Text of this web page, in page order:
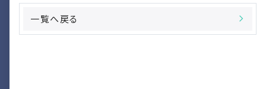
一覧へ戻る